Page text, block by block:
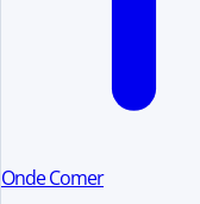
Onde Comer